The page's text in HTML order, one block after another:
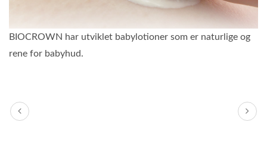
BIOCROWN har utviklet babylotioner som er naturlige og
rene for babyhud.